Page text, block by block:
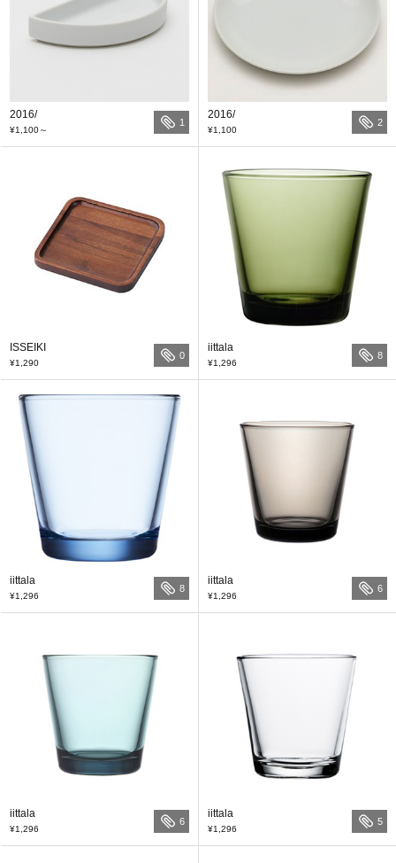
2016/
¥1,100～
1
2016/
¥1,100
2
ISSEIKI
¥1,290
0
iittala
¥1,296
8
iittala
¥1,296
8
iittala
¥1,296
6
iittala
¥1,296
6
iittala
¥1,296
5